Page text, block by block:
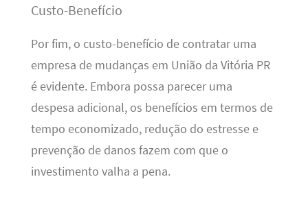
Custo-Benefício
Por fim, o custo-benefício de contratar uma
empresa de mudanças em União da Vitória PR
é evidente. Embora possa parecer uma
despesa adicional, os benefícios em termos de
tempo economizado, redução do estresse e
prevenção de danos fazem com que o
investimento valha a pena.